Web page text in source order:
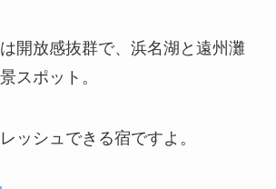
開放感抜群で、浜名湖と遠州灘
スポット。
ッシュできる宿ですよ。